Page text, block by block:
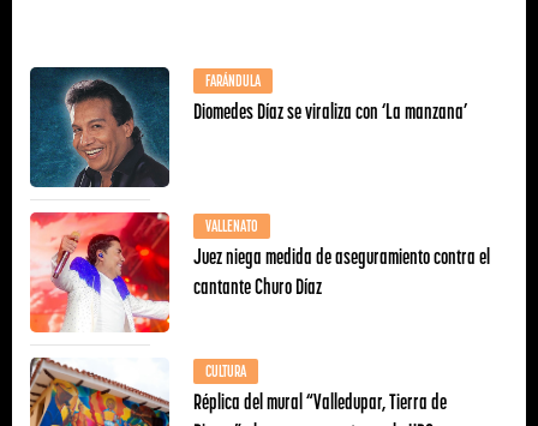
FARÁNDULA
Diomedes Díaz se viraliza con ‘La manzana’
VALLENATO
Juez niega medida de aseguramiento contra el
cantante Churo Díaz
CULTURA
Réplica del mural “Valledupar, Tierra de